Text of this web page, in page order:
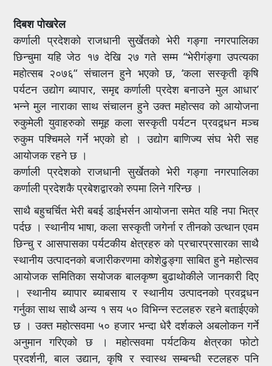
दिबश पोखरेल
कर्णाली प्रदेशको राजधानी सुर्खेतको भेरी गङ्गा नगरपालिका
छिन्चुमा यहि जेठ १७ देखि २७ गते सम्म “भेरीगंङ्गा उपत्यका
महोत्सब २०७६“ संचालन हुने भएको छ, ‘कला सस्कृती कृषि
पर्यटन उद्योग ब्यापार, समृद्द कर्णाली प्रदेश बनाउने मुल आधार’
भन्ने मुल नाराका साथ संचालन हुने उक्त महोत्सव को आयोजना
रुकुमेली युवाहरुको समूह कला सस्कृती पर्यटन प्रवद्र्धन मञ्च
रुकुम पश्चिमले गर्ने भएको हो । उद्योग बाणिज्य संघ भेरी सह
आयोजक रहने छ ।
कर्णाली प्रदेशको राजधानी सुर्खेतको भेरी गङ्गा नगरपालिका
कर्णाली प्रदेशकै प्रबेशद्वारको रुपमा लिने गरिन्छ ।
साथै बहुचर्चित भेरी बबई डाईभर्सन आयोजना समेत यहि नपा भित्र
पर्दछ । स्थानीय भाषा, कला सस्कृती जगेर्ना र तीनको उत्थान एवम
छिन्चु र आसपासका पर्यटकीय क्षेत्रहरु को प्रचारप्रसारका साथै
स्थानीय उत्पादनको बजारीकरणमा कोशेढुङ्गा साबित हुने महोत्सव
आयोजक समितिका सयोजक बालकृष्ण बुढाथोकीले जानकारी दिए
। स्थानीय ब्यापार ब्याबसाय र स्थानीय उत्पादनको प्रवद्र्धन
गर्नुका साथ साथै अन्य १ सय ५० विभिन्न स्टलहरु रहने बताईएको
छ । उक्त महोत्सवमा ५० हजार भन्दा धेरै दर्शकले अबलोकन गर्ने
अनुमान गरिएको छ । महोत्सवमा पर्यटकिय क्षेत्रका फोटो
प्रदर्शनी, बाल उद्यान, कृषि र स्वास्थ सम्बन्धी स्टलहरु पनि